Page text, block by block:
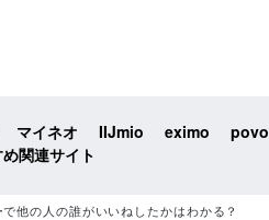
マイネオ IIJmio eximo povo
関連サイト
他の人の誰がいいねしたかはわかる？